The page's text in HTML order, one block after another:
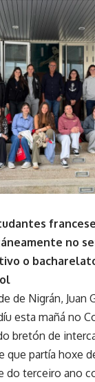
no
o
de Nigrán, Juan
esta mañá no
bretón de
que partía hoxe
do terceiro ano